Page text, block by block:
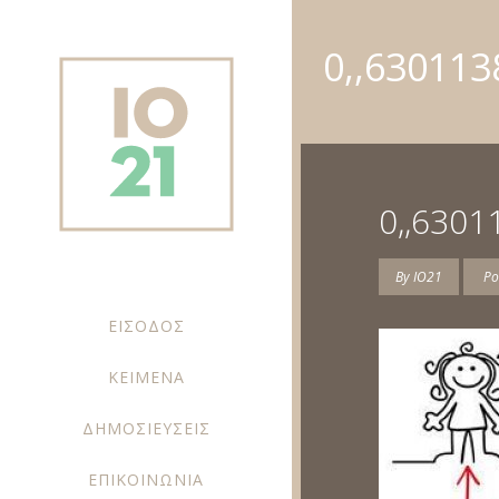
ΕΙΣΟΔΟΣ
ΚΕΙΜΕΝΑ
ΔΗΜΟΣΙΕΥΣΕΙΣ
ΕΠΙΚΟΙΝΩΝΙΑ
ByIO21